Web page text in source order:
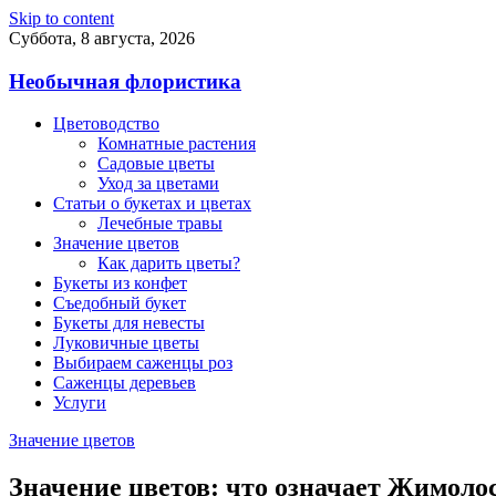
Skip to content
Суббота, 8 августа, 2026
Необычная флористика
Цветоводство
Комнатные растения
Садовые цветы
Уход за цветами
Статьи о букетах и цветах
Лечебные травы
Значение цветов
Как дарить цветы?
Букеты из конфет
Съедобный букет
Букеты для невесты
Луковичные цветы
Выбираем саженцы роз
Саженцы деревьев
Услуги
Значение цветов
Значение цветов: что означает